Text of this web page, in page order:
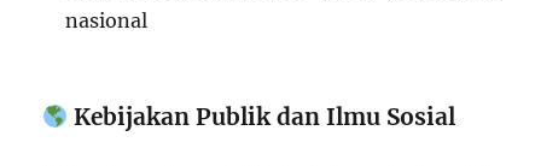
nasional
Kebijakan Publik dan Ilmu Sosial